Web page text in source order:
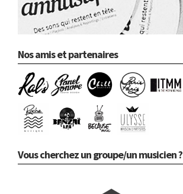
Nos amis et partenaires
Vous cherchez un groupe/un musicien ?